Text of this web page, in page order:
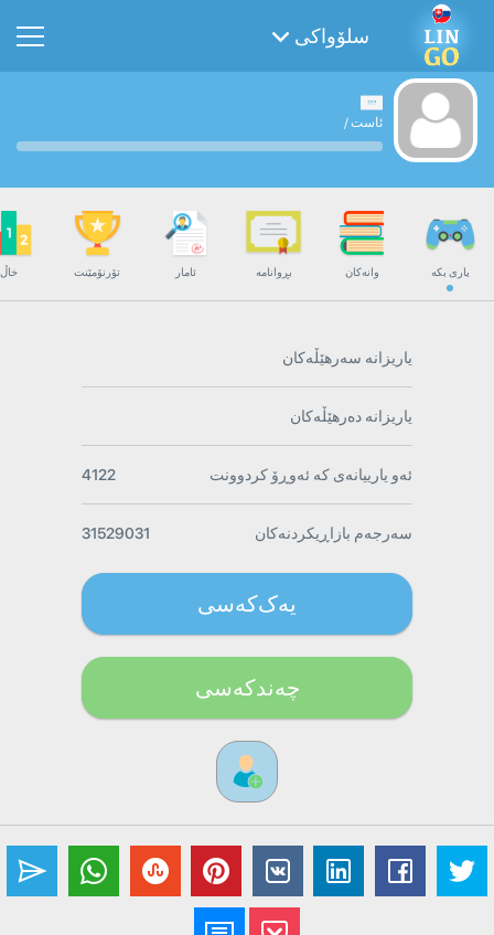
سلۆواکی
ئاست/
یاری بکە وانەکان بڕوانامە ئامار تۆرنۆمێنت خاڵ
یاریزانە سەرهێڵەکان
یاریزانە دەرهێڵەکان
ئەو یارییانەی کە ئەوڕۆ کردوونت 4122
سەرجەم بازاڕیکردنەکان 31529031
یەک‌کەسی
چەند‌کەسی